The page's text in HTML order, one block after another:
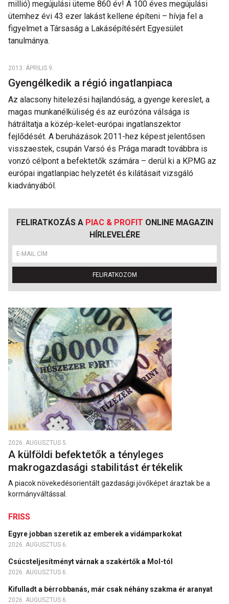
millió) megújulási üteme 860 év! A 100 éves megújulási
ütemhez évi 43 ezer lakást kellene építeni – hívja fel a
figyelmet a Társaság a Lakásépítésért Egyesület
tanulmánya.
2013. ÁPRILIS 9.
Gyengélkedik a régió ingatlanpiaca
Az alacsony hitelezési hajlandóság, a gyenge kereslet, a
magas munkanélküliség és az eurózóna válsága is
hátráltatja a közép-kelet-európai ingatlanszektor
fejlődését. A beruházások 2011-hez képest jelentősen
visszaestek, csupán Varsó és Prága maradt továbbra is
vonzó célpont a befektetők számára – derül ki a KPMG az
európai ingatlanpiac helyzetét és kilátásait vizsgáló
kiadványából.
FELIRATKOZÁS A PIAC & PROFIT ONLINE MAGAZIN
HÍRLEVELÉRE
FELIRATKOZOM
2026. AUGUSZTUS 5.
A külföldi befektetők a tényleges
makrogazdasági stabilitást értékelik
A piacok növekedésorientált gazdasági jövőképet áraztak be a
kormányváltással.
FRISS
Egyre jobban szeretik az emberek a vidámparkokat
2026. AUGUSZTUS 6.
Csúcsteljesítményt várnak a szakértők a Mol-tól
2026. AUGUSZTUS 6.
Kifulladt a bérrobbanás, már csak néhány szakma ér aranyat
2026. AUGUSZTUS 6.